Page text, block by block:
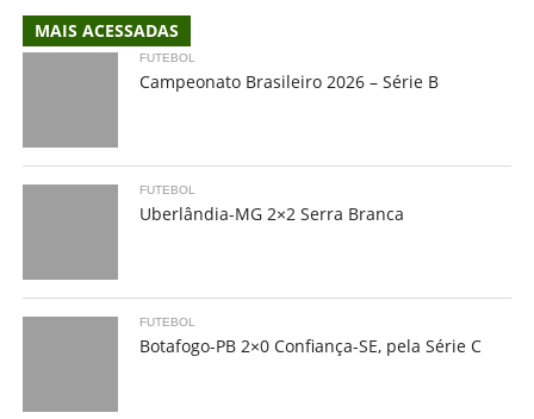
MAIS ACESSADAS
FUTEBOL
Campeonato Brasileiro 2026 – Série B
FUTEBOL
Uberlândia-MG 2×2 Serra Branca
FUTEBOL
Botafogo-PB 2×0 Confiança-SE, pela Série C